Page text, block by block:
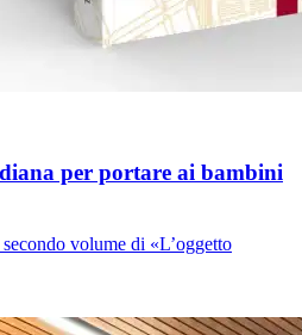
per portare ai bambini
volume di «L’oggetto